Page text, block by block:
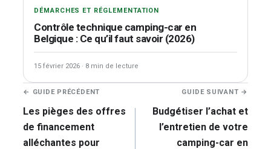
DÉMARCHES ET RÉGLEMENTATION
Contrôle technique camping-car en
Belgique : Ce qu’il faut savoir (2026)
15 février 2026 · 8 min de lecture
Navigation
de
l’article
← GUIDE PRÉCÉDENT
Les pièges des offres
de financement
alléchantes pour
GUIDE SUIVANT →
Budgétiser l’achat et
l’entretien de votre
camping-car en